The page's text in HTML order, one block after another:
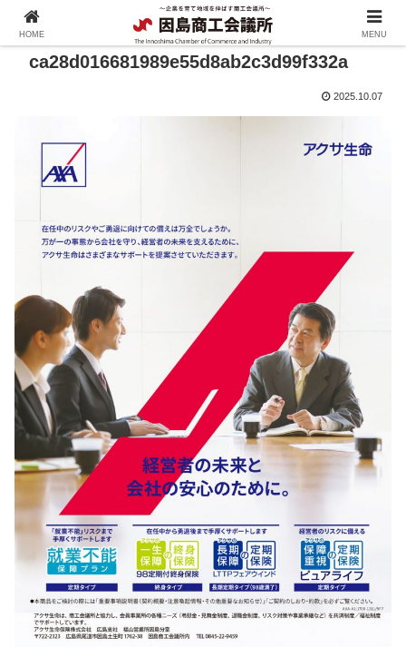
ca28d016681989e55d8ab2c3d99f332a
2025.10.07
HOME MENU